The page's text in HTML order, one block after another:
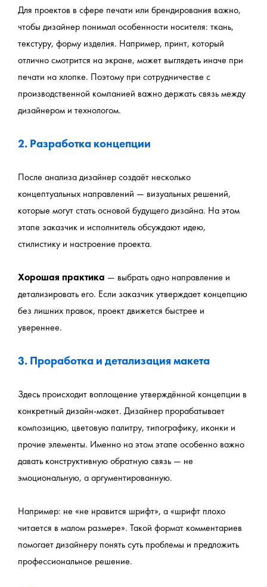
Для проектов в сфере печати или брендирования важно,
чтобы дизайнер понимал особенности носителя: ткань,
текстуру, форму изделия. Например, принт, который
отлично смотрится на экране, может выглядеть иначе при
печати на хлопке. Поэтому при сотрудничестве с
производственной компанией важно держать связь между
дизайнером и технологом.
2. Разработка концепции
После анализа дизайнер создаёт несколько
концептуальных направлений — визуальных решений,
которые могут стать основой будущего дизайна. На этом
этапе заказчик и исполнитель обсуждают идею,
стилистику и настроение проекта.
Хорошая практика — выбрать одно направление и
детализировать его. Если заказчик утверждает концепцию
без лишних правок, проект движется быстрее и
увереннее.
3. Проработка и детализация макета
Здесь происходит воплощение утверждённой концепции в
конкретный дизайн-макет. Дизайнер прорабатывает
композицию, цветовую палитру, типографику, иконки и
прочие элементы. Именно на этом этапе особенно важно
давать конструктивную обратную связь — не
эмоциональную, а аргументированную.
Например: не «не нравится шрифт», а «шрифт плохо
читается в малом размере». Такой формат комментариев
помогает дизайнеру понять суть проблемы и предложить
профессиональное решение.